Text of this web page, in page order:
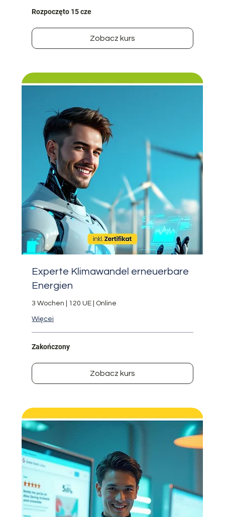
Rozpoczęto 15 cze
Zobacz kurs
Experte Klimawandel erneuerbare
Energien
3 Wochen | 120 UE | Online
Więcej
Zakończony
Zobacz kurs